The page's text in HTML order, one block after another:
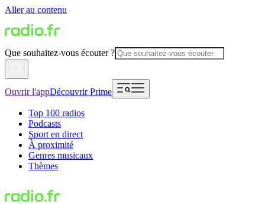
Aller au contenu
Que souhaitez-vous écouter ?
Ouvrir l'appDécouvrir Prime
Top 100 radios
Podcasts
Sport en direct
À proximité
Genres musicaux
Thèmes